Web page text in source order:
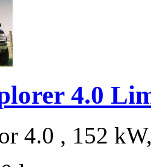
4.0
4.0 , 152